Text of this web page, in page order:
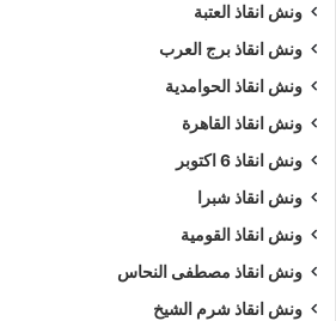
ونش انقاذ العتبة
ونش انقاذ برج العرب
ونش انقاذ الحوامدية
ونش انقاذ القاهرة
ونش انقاذ 6 اكتوبر
ونش انقاذ شبرا
ونش انقاذ القومية
ونش انقاذ مصطفى النحاس
ونش انقاذ شرم الشيخ